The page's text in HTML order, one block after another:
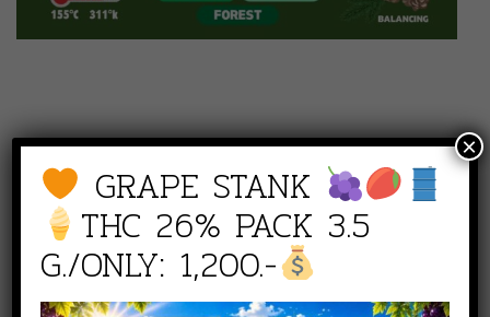
สั่งซื้อสินค้า
NICE TO WEED YOU สาขา
เพชรเกษม
line :@nicetoweedyou
GRAPE STANK
THC 26% PACK 3.5
G./ONLY: 1,200.-
×